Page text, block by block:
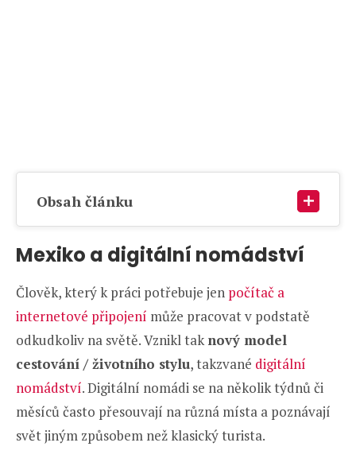
Obsah článku
Mexiko a digitální nomádství
Člověk, který k práci potřebuje jen počítač a
internetové připojení může pracovat v podstatě
odkudkoliv na světě. Vznikl taknový model
cestování / životního stylu, takzvané digitální
nomádství. Digitální nomádi se na několik týdnů či
měsíců často přesouvají na různá místa a poznávají
svět jiným způsobem než klasický turista.